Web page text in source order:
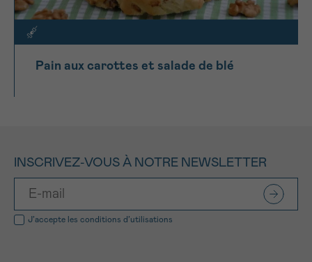
Pain aux carottes et salade de blé
INSCRIVEZ-VOUS À NOTRE NEWSLETTER
J’accepte les conditions d’utilisations